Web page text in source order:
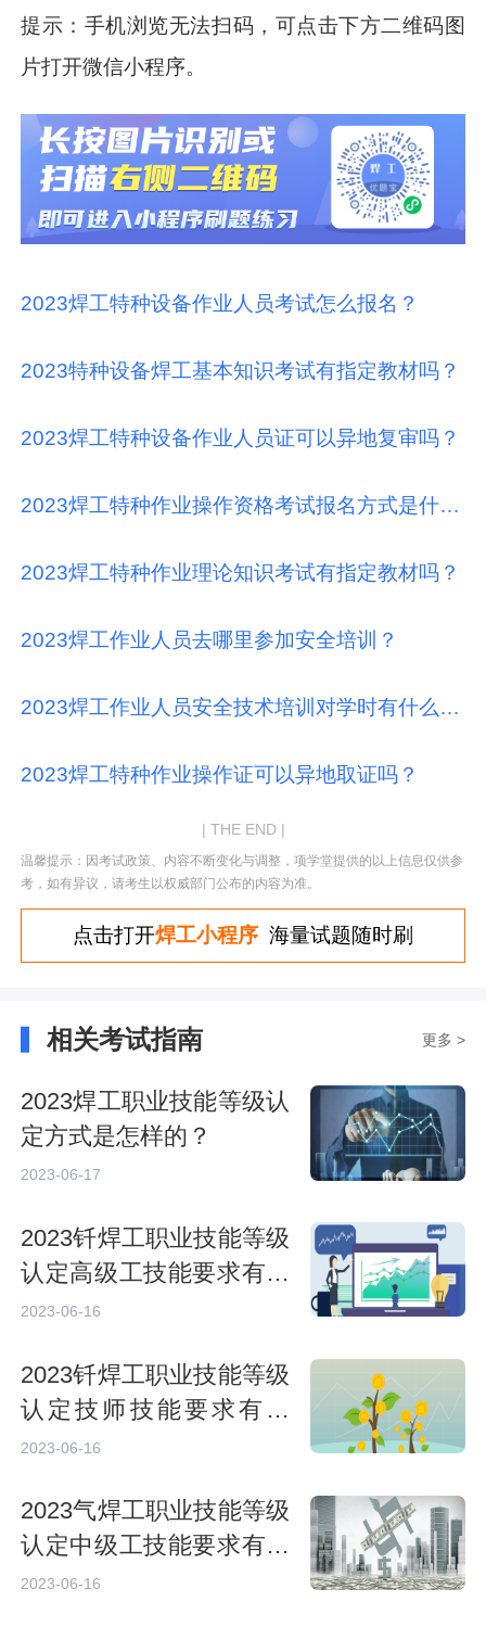
提示：手机浏览无法扫码，可点击下方二维码图
片打开微信小程序。
2023焊工特种设备作业人员考试怎么报名？
2023特种设备焊工基本知识考试有指定教材吗？
2023焊工特种设备作业人员证可以异地复审吗？
2023焊工特种作业操作资格考试报名方式是什么？
2023焊工特种作业理论知识考试有指定教材吗？
2023焊工作业人员去哪里参加安全培训？
2023焊工作业人员安全技术培训对学时有什么要求？
2023焊工特种作业操作证可以异地取证吗？
| THE END |
温馨提示：因考试政策、内容不断变化与调整，项学堂提供的以上信息仅供参
考，如有异议，请考生以权威部门公布的内容为准。
点击打开焊工小程序 海量试题随时刷
相关考试指南 更多 >
2023焊工职业技能等级认
定方式是怎样的？
2023-06-17
2023钎焊工职业技能等级
认定高级工技能要求有哪
些？
2023-06-16
2023钎焊工职业技能等级
认定技师技能要求有哪
些？
2023-06-16
2023气焊工职业技能等级
认定中级工技能要求有哪
些？
2023-06-16